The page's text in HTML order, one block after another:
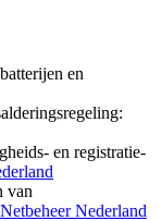
en
en registratie-
van
Netbeheer Nederland